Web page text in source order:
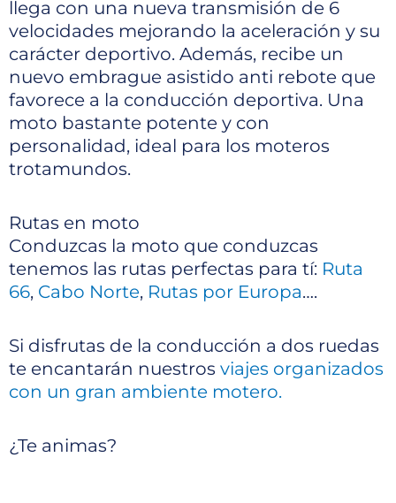
llega con una nueva transmisión de 6
velocidades mejorando la aceleración y su
carácter deportivo. Además, recibe un
nuevo embrague asistido anti rebote que
favorece a la conducción deportiva. Una
moto bastante potente y con
personalidad, ideal para los moteros
trotamundos.
Rutas en moto
Conduzcas la moto que conduzcas
tenemos las rutas perfectas para tí: Ruta
66, Cabo Norte, Rutas por Europa….
Si disfrutas de la conducción a dos ruedas
te encantarán nuestros viajes organizados
con un gran ambiente motero.
¿Te animas?